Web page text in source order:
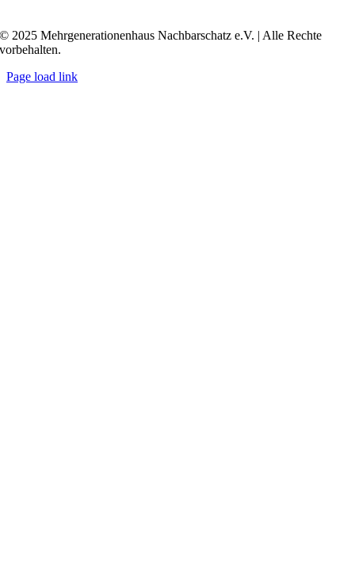
© 2025 Mehrgenerationenhaus Nachbarschatz e.V. | Alle Rechte
vorbehalten.
Page load link